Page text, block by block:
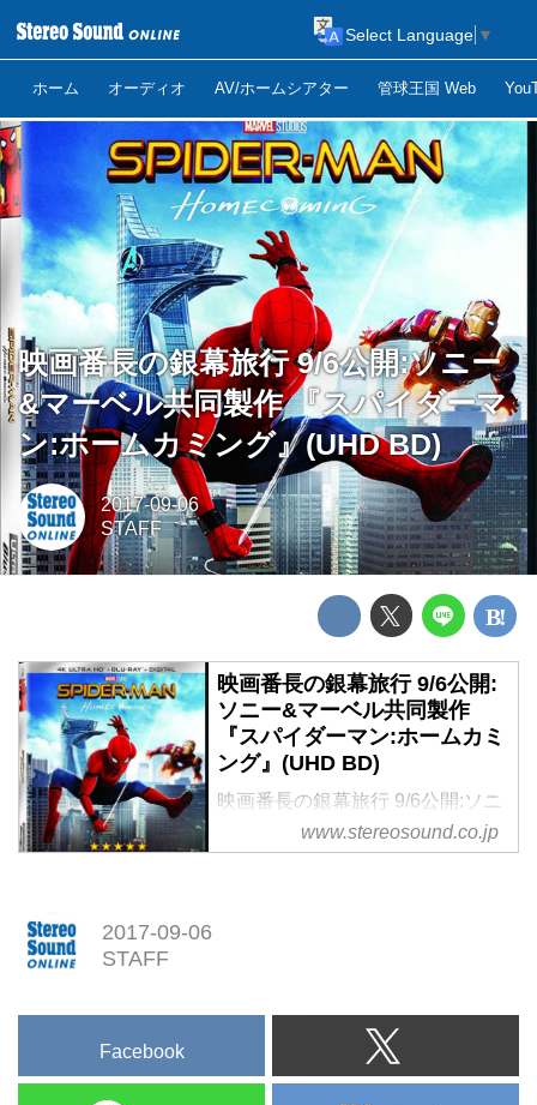
ホーム オーディオ AV/ホームシアター 管球王国 Web
Select Language ▼
映画番長の銀幕旅行 9/6公開:ソニー
&マーベル共同製作 『スパイダーマ
ン:ホームカミング』(UHD BD)
2017-09-06
STAFF
映画番長の銀幕旅行 9/6公開:
ソニー&マーベル共同製作
『スパイダーマン:ホームカミ
ング』(UHD BD)
映画番長の銀幕旅行 9/6公開:ソニ
ー&マーベル共同製作 『スパイダ
ーマン:ホームカミング』(UHD
www.stereosound.co.jp
2017-09-06
STAFF
Facebook